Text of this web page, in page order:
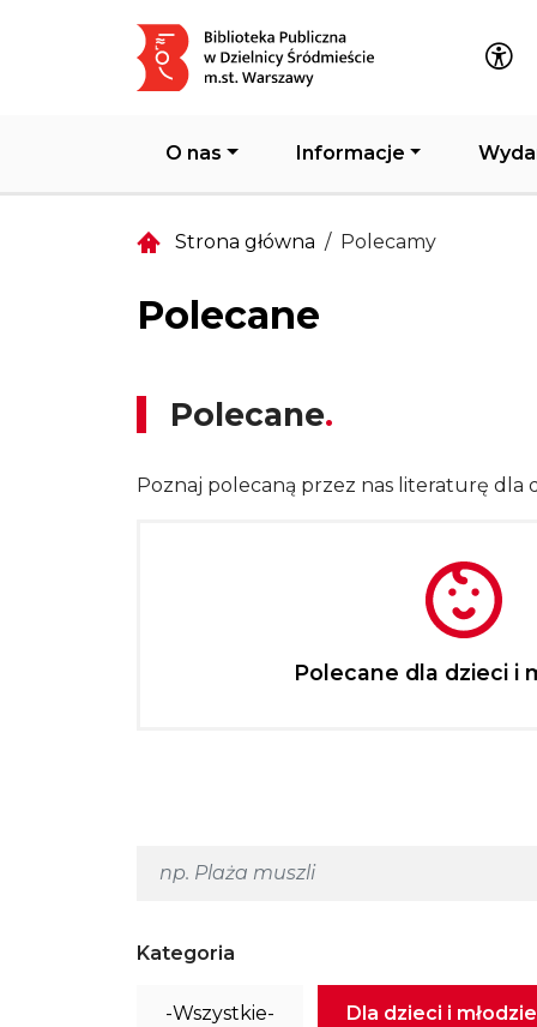
O nas Informacje
Strona główna Polecamy
Polecane
Polecane
Poznaj polecaną przez nas literaturę dla
Polecane dla dzieci i
Kategoria
-Wszystkie- Dla dzieci i